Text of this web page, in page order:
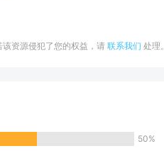
资源侵犯了您的权益，请 联系我们 处理。
50%